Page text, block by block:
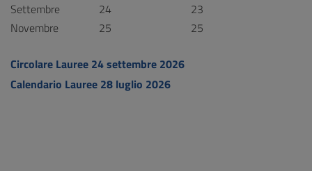
Settembre
24
23
Novembre
25 25
Circolare Lauree 24 settembre 2026
Calendario Lauree 28 luglio 2026